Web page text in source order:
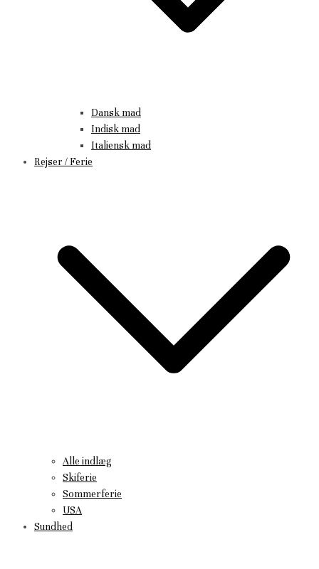
Dansk mad
Indisk mad
Italiensk mad
Rejser / Ferie
Alle indlæg
Skiferie
Sommerferie
USA
Sundhed